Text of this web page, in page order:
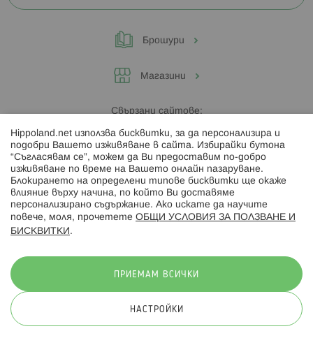
Брошури
Магазини
Свързани сайтове:
Hippoland.ro
Последвайте ни:
© 2026 Hippoland.net. Всички права запазени
Hippoland.net използва бисквитки, за да персонализира и
подобри Вашето изживяване в сайта. Избирайки бутона
“Съгласявам се”, можем да Ви предоставим по-добро
изживяване по време на Вашето онлайн пазаруване.
Блокирането на определени типове бисквитки ще окаже
влияние върху начина, по който Ви доставяме
персонализирано съдържание. Ако искате да научите
повече, моля, прочетете ОБЩИ УСЛОВИЯ ЗА ПОЛЗВАНЕ И
БИСКВИТКИ .
ПРИЕМАМ ВСИЧКИ
НАСТРОЙКИ